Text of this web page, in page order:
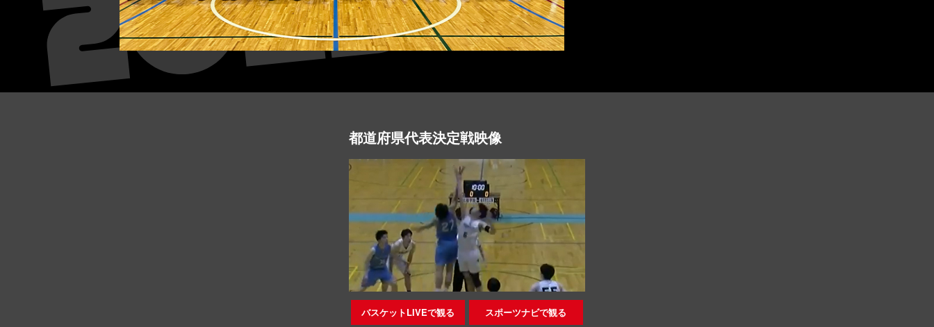
都道府県代表決定戦映像
バスケットLIVEで観る スポーツナビで観る